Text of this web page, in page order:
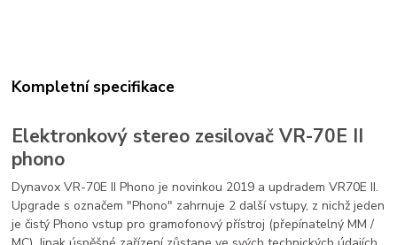
Kompletní specifikace
Elektronkový stereo zesilovač VR-70E II
phono
Dynavox VR-70E II Phono je novinkou 2019 a updradem VR70E II.
Upgrade s označem "Phono" zahrnuje 2 další vstupy, z nichž jeden
je čistý Phono vstup pro gramofonový přístroj (přepínatelný MM /